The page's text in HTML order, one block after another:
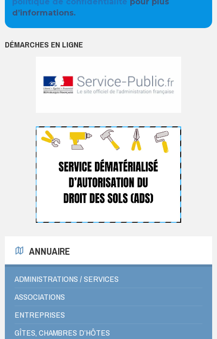
d’informations.
DÉMARCHES EN LIGNE
ANNUAIRE
ADMINISTRATIONS / SERVICES
ASSOCIATIONS
ENTREPRISES
GÎTES, CHAMBRES D’HÔTES